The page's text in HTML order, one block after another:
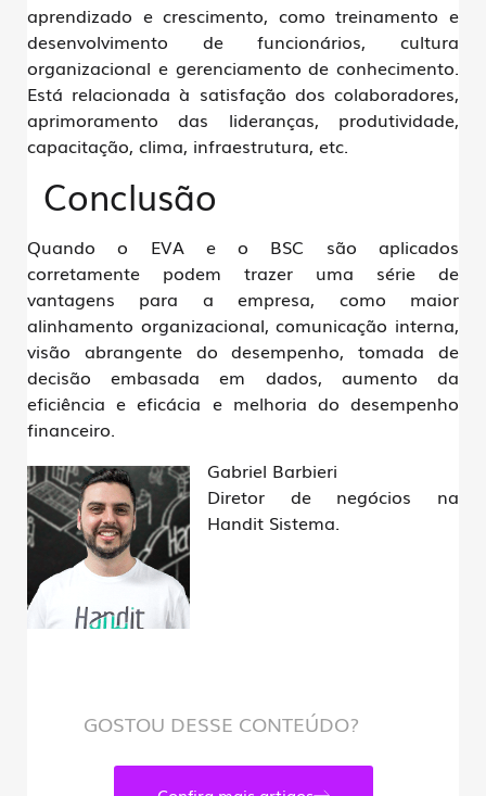
aprendizado e crescimento, como treinamento e
desenvolvimento de funcionários, cultura
organizacional e gerenciamento de conhecimento.
Está relacionada à satisfação dos colaboradores,
aprimoramento das lideranças, produtividade,
capacitação, clima, infraestrutura, etc.
Conclusão
Quando o EVA e o BSC são aplicados
corretamente podem trazer uma série de
vantagens para a empresa, como maior
alinhamento organizacional, comunicação interna,
visão abrangente do desempenho, tomada de
decisão embasada em dados, aumento da
eficiência e eficácia e melhoria do desempenho
financeiro.
Gabriel Barbieri
Diretor de negócios na
Handit Sistema.
GOSTOU DESSE CONTEÚDO?